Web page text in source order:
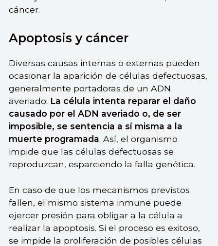
cáncer.
Apoptosis y cáncer
Diversas causas internas o externas pueden
ocasionar la aparición de células defectuosas,
generalmente portadoras de un ADN
averiado. La célula intenta reparar el daño
causado por el ADN averiado o, de ser
imposible, se sentencia a sí misma a la
muerte programada. Así, el organismo
impide que las células defectuosas se
reproduzcan, esparciendo la falla genética.
En caso de que los mecanismos previstos
fallen, el mismo sistema inmune puede
ejercer presión para obligar a la célula a
realizar la apoptosis. Si el proceso es exitoso,
se impide la proliferación de posibles células